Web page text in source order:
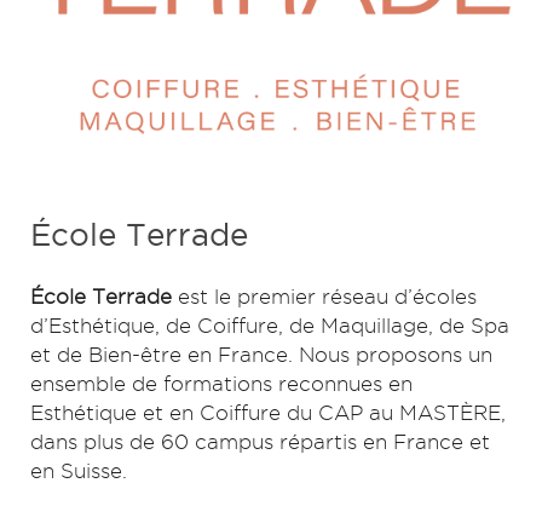
École Terrade
École Terrade est le premier réseau d’écoles
d’Esthétique, de Coiffure, de Maquillage, de Spa
et de Bien-être en France. Nous proposons un
ensemble de formations reconnues en
Esthétique et en Coiffure du CAP au MASTÈRE,
dans plus de 60 campus répartis en France et
en Suisse.